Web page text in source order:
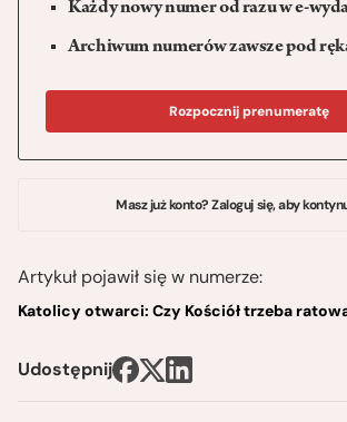
Każdy nowy numer od razu w e-
Archiwum numerów zawsze pod
Rozpocznij prenumeratę
Masz już konto? Zaloguj się, aby
Artykuł pojawił się w numerze:
Katolicy otwarci: Czy Kościół trzeba
Udostępnij